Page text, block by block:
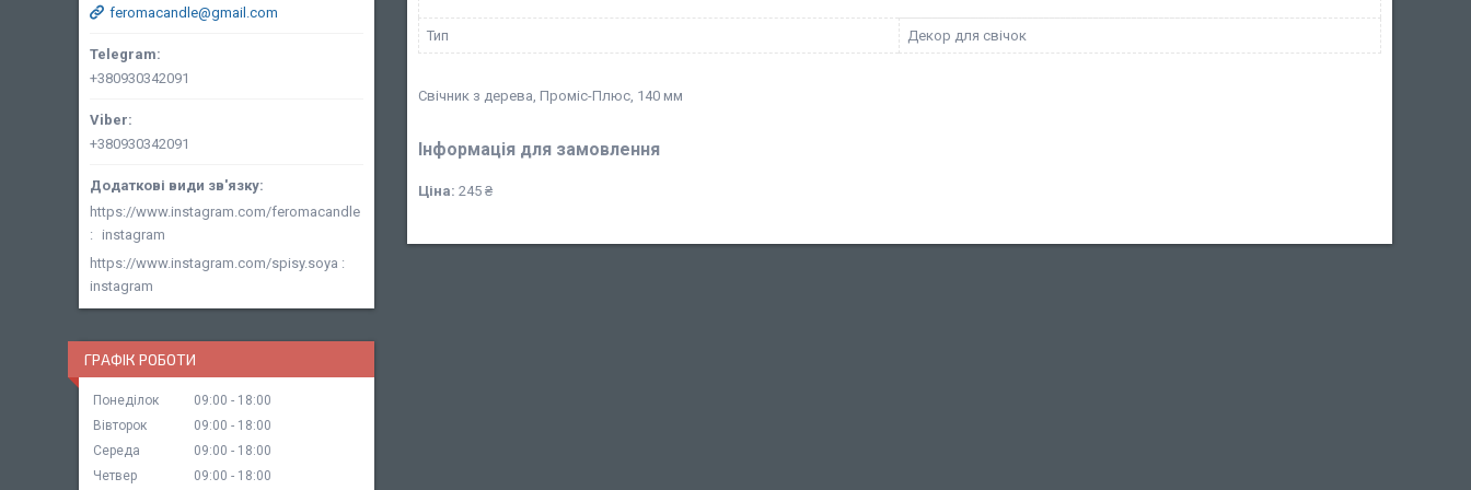
Тип Декор для свічок
Свічник з дерева, Проміс-Плюс, 140 мм
Інформація для замовлення
Ціна: 245 ₴
feromacandle@gmail.com
+380930342091
+380930342091
https://www.instagram.com/feromacandle
instagram
https://www.instagram.com/spisy.soya
instagram
ГРАФІК РОБОТИ
Понеділок 09:00
18:00
Вівторок
09:00
18:00
Середа
09:00
18:00
Четвер
09:00 18:00